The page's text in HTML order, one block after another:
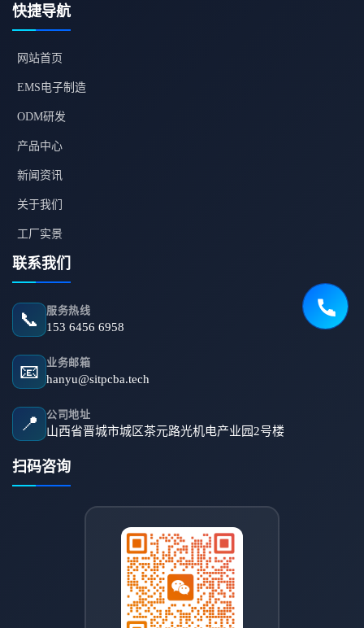
快捷导航
网站首页
EMS电子制造
ODM研发
产品中心
新闻资讯
关于我们
工厂实景
联系我们
📞 服务热线
153 6456 6958
📧 业务邮箱
hanyu@sitpcba.tech
📍 公司地址
山西省晋城市城区茶元路光机电产业园2号楼
扫码咨询